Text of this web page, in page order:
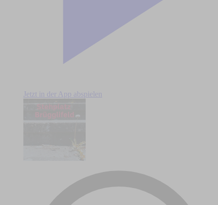
Jetzt in der App abspielen